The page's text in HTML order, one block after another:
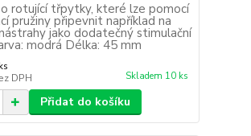
o rotující třpytky, které lze pomocí
pružiny připevnit například na
jako dodatečný stimulační
modrá Délka: 45 mm
DPH Skladem 10 ks
Přidat do košíku